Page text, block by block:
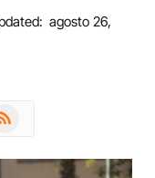
agosto 26,